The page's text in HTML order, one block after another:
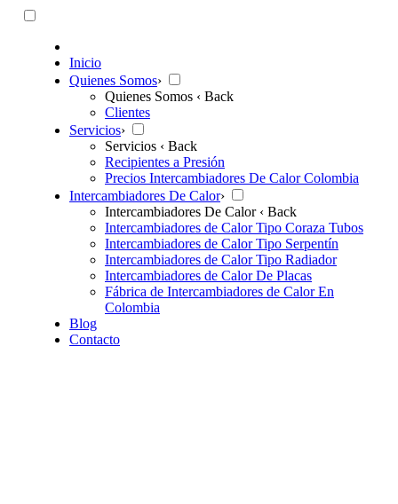
Inicio
Quienes Somos›
Quienes Somos ‹ Back
Clientes
Servicios›
Servicios ‹ Back
Recipientes a Presión
Precios Intercambiadores De Calor Colombia
Intercambiadores De Calor›
Intercambiadores De Calor ‹ Back
Intercambiadores de Calor Tipo Coraza Tubos
Intercambiadores de Calor Tipo Serpentín
Intercambiadores de Calor Tipo Radiador
Intercambiadores de Calor De Placas
Fábrica de Intercambiadores de Calor En
Colombia
Blog
Contacto